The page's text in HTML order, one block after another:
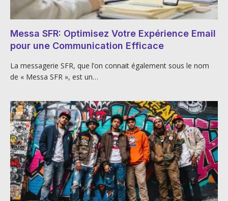
Messa SFR: Optimisez Votre Expérience Email
pour une Communication Efficace
La messagerie SFR, que l’on connait également sous le nom
de « Messa SFR », est un…